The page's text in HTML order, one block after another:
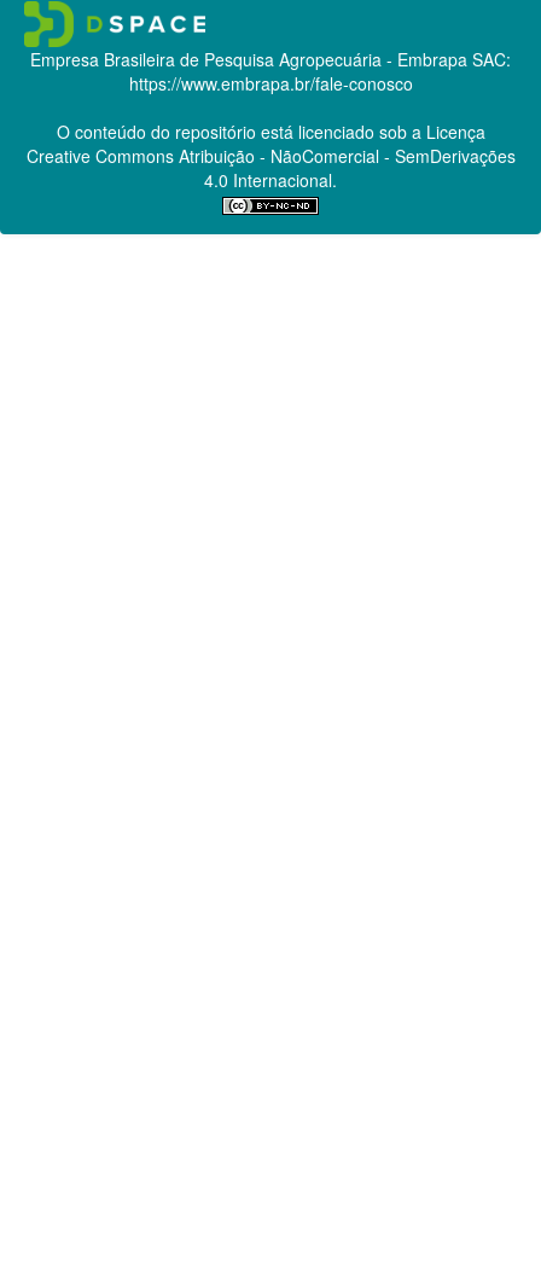
Empresa Brasileira de Pesquisa Agropecuária - Embrapa SAC:
https://www.embrapa.br/fale-conosco
O conteúdo do repositório está licenciado sob a Licença
Creative CommonsAtribuição - NãoComercial - SemDerivações
4.0 Internacional.